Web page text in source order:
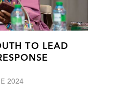
TO LEAD
2024